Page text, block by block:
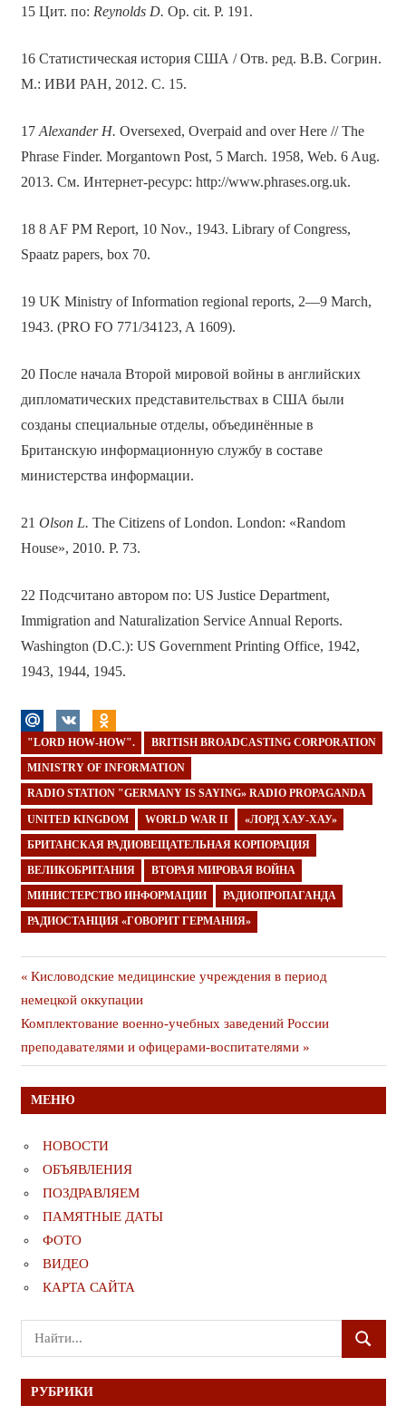
15 Цит. по: Reynolds D. Op. cit. P. 191.
16 Статистическая история США / Отв. ред. В.В. Согрин.
М.: ИВИ РАН, 2012. С. 15.
17Alexander H. Oversexed, Overpaid and over Here // The
Phrase Finder. Morgantown Post, 5 March. 1958, Web. 6 Aug.
2013. См. Интернет-ресурс: http://www.phrases.org.uk.
18 8 AF PM Report, 10 Nov., 1943. Library of Congress,
Spaatz papers, box 70.
19 UK Ministry of Information regional reports, 2—9 March,
1943. (PRO FO 771/34123, A 1609).
20 После начала Второй мировой войны в английских
дипломатических представительствах в США были
созданы специальные отделы, объединённые в
Британскую информационную службу в составе
министерства информации.
21 Olson L. The Citizens of London. London: «Random
House», 2010. P. 73.
22 Подсчитано автором по: US Justice Department,
Immigration and Naturalization Service Annual Reports.
Washington (D.C.): US Government Printing Office, 1942,
1943, 1944, 1945.
"LORD HOW-HOW". BRITISH BROADCASTING CORPORATION
MINISTRY OF INFORMATION
RADIO STATION "GERMANY IS SAYING» RADIO PROPAGANDA
UNITED KINGDOM WORLD WAR II «ЛОРД ХАУ-ХАУ»
БРИТАНСКАЯ РАДИОВЕЩАТЕЛЬНАЯ КОРПОРАЦИЯ
ВЕЛИКОБРИТАНИЯ ВТОРАЯ МИРОВАЯ ВОЙНА
МИНИСТЕРСТВО ИНФОРМАЦИИ РАДИОПРОПАГАНДА
РАДИОСТАНЦИЯ «ГОВОРИТ ГЕРМАНИЯ»
Навигация
по
записям
Предыдущая
публикация
Кисловодские медицинские учреждения в период
немецкой оккупации
Следующая
публикация
Комплектование военно-учебных заведений России
преподавателями и офицерами-воспитателями
МЕНЮ
НОВОСТИ
ОБЪЯВЛЕНИЯ
ПОЗДРАВЛЯЕМ
ПАМЯТНЫЕ ДАТЫ
ФОТО
ВИДЕО
КАРТА САЙТА
Поиск
для:
ПОИСК
РУБРИКИ